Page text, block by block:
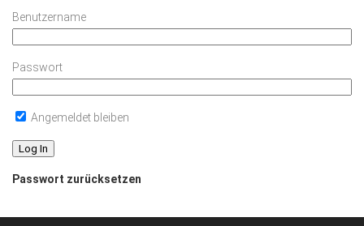
Benutzername
Passwort
Angemeldet bleiben
Passwort zurücksetzen